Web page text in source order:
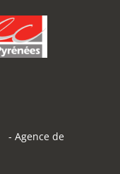
- Agence de